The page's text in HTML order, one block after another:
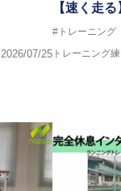
2026/07/25
【速く走
#トレーニング
トレーニング